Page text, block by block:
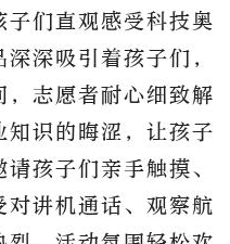
子们直观感受科技奥
深吸引着孩子们，
，志愿者耐心细致解
知识的晦涩，让孩子
孩子们亲手触摸、
对讲机通话、观察航